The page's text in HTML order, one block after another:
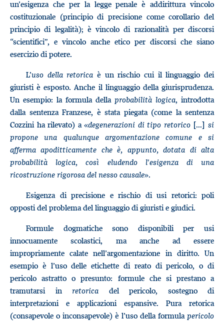
un’esigenza che per la legge penale è addirittura vincolo
costituzionale (principio di precisione come corollario del
principio di legalità); è vincolo di razionalità per discorsi
“scientifici”, e vincolo anche etico per discorsi che siano
esercizio di potere.
L’uso della retorica è un rischio cui il linguaggio dei
giuristi è esposto. Anche il linguaggio della giurisprudenza.
Un esempio: la formula della probabilità logica, introdotta
dalla sentenza Franzese, è stata piegata (come la sentenza
Cozzini ha rilevato) a «degenerazioni di tipo retorico[...]si
propone una qualunque argomentazione comune e si
afferma apoditticamente che è, appunto, dotata di alta
probabilità logica, così eludendo l'esigenza di una
ricostruzione rigorosa del nesso causale».
Esigenza di precisione e rischio di usi retorici: poli
opposti del problema del linguaggio di giuristi e giudici.
Formule dogmatiche sono disponibili per usi
innocuamente scolastici, ma anche ad essere
impropriamente calate nell’argomentazione in diritto. Un
esempio è l’uso delle etichette di reato di pericolo, o di
pericolo astratto o presunto: formule che si prestano a
tramutarsi in retorica del pericolo, sostegno di
interpretazioni e applicazioni espansive. Pura retorica
(consapevole o inconsapevole) è l’uso della formula pericolo